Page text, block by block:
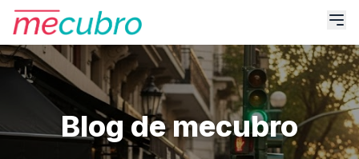
Blog de mecubro